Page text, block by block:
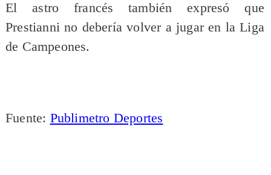
El astro francés también expresó que
Prestianni no debería volver a jugar en la Liga
de Campeones.
Fuente: Publimetro Deportes